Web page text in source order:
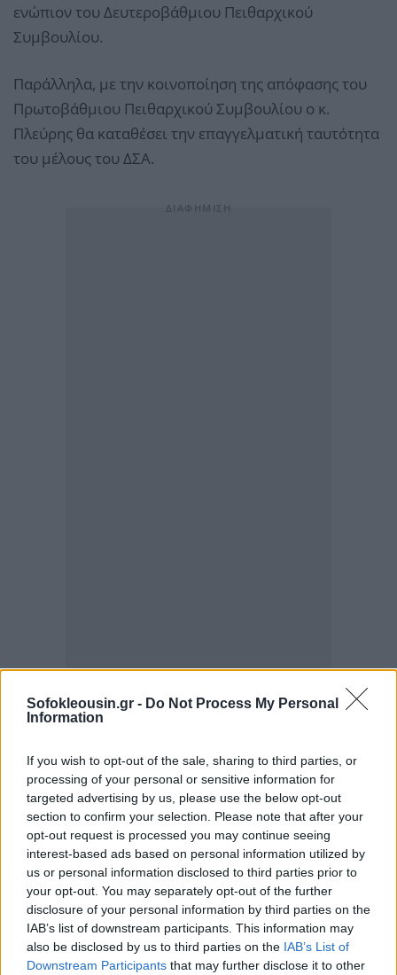
Sofokleousin.gr - Do Not Process My Personal
Information
If you wish to opt-out of the sale, sharing to third parties, or
processing of your personal or sensitive information for
targeted advertising by us, please use the below opt-out
section to confirm your selection. Please note that after your
opt-out request is processed you may continue seeing
interest-based ads based on personal information utilized by
us or personal information disclosed to third parties prior to
your opt-out. You may separately opt-out of the further
disclosure of your personal information by third parties on the
IAB’s list of downstream participants. This information may
also be disclosed by us to third parties on the IAB’s List of
Downstream Participants that may further disclose it to other
ενώπιον του Δευτεροβάθμιου Πειθαρχικού
Συμβουλίου.
Παράλληλα, με την κοινοποίηση της απόφασης του
Πρωτοβάθμιου Πειθαρχικού Συμβουλίου ο κ.
Πλεύρης θα καταθέσει την επαγγελματική ταυτότητα
του μέλους του ΔΣΑ.
Να σημειωθεί ότι της απόφασης του Πειθαρχικού
Συμβουλίου του ΔΣΑ είχαν προηγηθεί οι σχετικές
ενέργειες του προέδρου του Συλλόγου Δημήτρη
Βερβεσού, της συντονίστριας των Πειθαρχικών
Τμημάτων του Δικηγορικού Συλλόγου Αθηνών
Μαρινέττας Γούναρη-Χατζησαράντου και του
πρόεδρου των Πειθαρχικών Συμβουλίων του ΔΣΑ
Ζήση Κωνσταντίνου.